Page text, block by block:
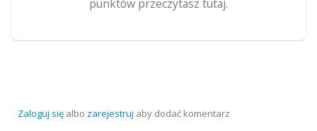
punktów przeczytasz tutaj.
Zaloguj się albo zarejestruj aby dodać komentarz